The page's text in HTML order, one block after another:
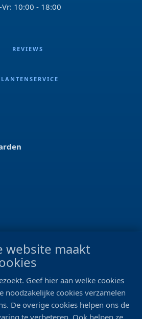
10:00 - 18:00
REVIEWS
CONTACT
website maakt
Geef hier aan welke cookies
noodzakelijke cookies verzamelen
De overige cookies helpen ons de
te verbeteren. Ook helpen ze